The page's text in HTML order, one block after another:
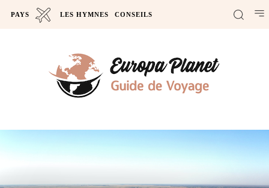
PAYS LES HYMNES CONSEILS